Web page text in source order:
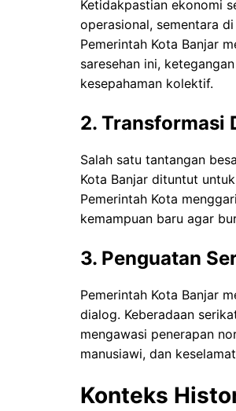
Ketidakpastian ekonomi
operasional, sementara
Pemerintah Kota Banjar
saresehan ini,
kesepahaman kolektif.
2. Transformasi
Salah satu tantangan
Kota Banjar dituntut
Pemerintah Kota
kemampuan baru agar
3. Penguatan
Pemerintah Kota Banjar
dialog. Keberadaan
mengawasi penerapan
manusiawi, dan
Konteks